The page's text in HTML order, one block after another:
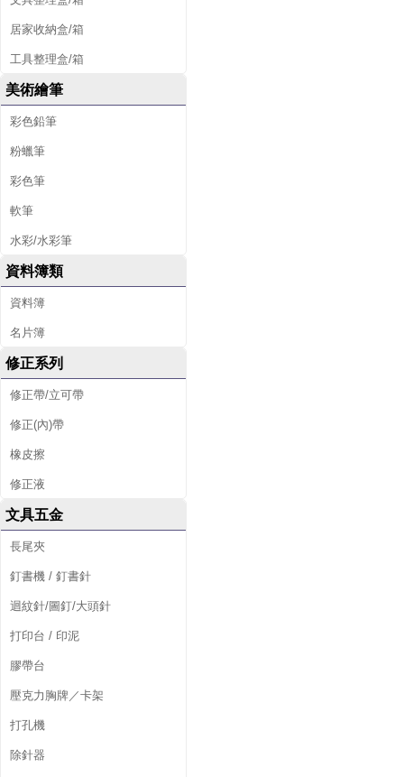
居家收納盒/箱
工具整理盒/箱
美術繪筆
彩色鉛筆
粉蠟筆
彩色筆
軟筆
水彩/水彩筆
資料簿類
資料簿
名片簿
修正系列
修正帶/立可帶
修正(內)帶
橡皮擦
修正液
文具五金
長尾夾
釘書機 / 釘書針
迴紋針/圖釘/大頭針
打印台 / 印泥
膠帶台
壓克力胸牌／卡架
打孔機
除針器